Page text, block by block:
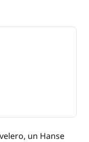
un Hanse